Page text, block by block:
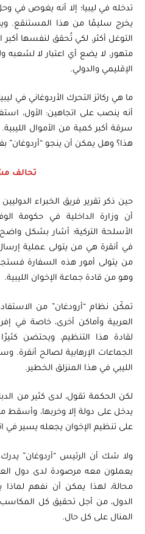
تدخله في ليبيا؛ إلا أنه يغوص في
يخرج سليمًا من هذا المستنقع.
التوغل أكثر، لكي تُحقق لنفسها أكبر
متهور، لا يضع أي اعتبار لا لشعبه
الإقليمي والدولي.
ما هي ركائز التحرك الأردوغاني في
أنه ينصب على اتجاهين: الأول،
سرقة أكبر كمية من الأموال
هذا؟ وهل يمكن أن ينجو “أردوغان”
تحالف
أن وزارة الداخلية في حكومة
الأسلحة التركية؛ أشار بشكل واضح
في أنقرة هي من يتولى عملية
من يتولى أمور هذه السفارة فستجد
وهو من قادة جماعة الإخوان الليبية.
تمكّن نظام “أرودغان” من
العربية وأماكن أخرى، خاصة في
لقادة هذا التنظيم، ويحتضن كثيرًا
الجماعات الإرهابية لصالح
الليبي في هذا المنزلق الخطير.
لكن الحكمة تقول، لدى كثير من
يدخل على دولة إلا وخربها، وأسقط
على تنظيم الإخوان يجعله يسير في
ولا شك أن الرئيس “أردوغان” يدرك
يعملون معه مرصودة لدى دول
محالة، لهذا يمكن أن نفهم لماذا
الدول، من أجل تحقيق كل
المنال على كل حال.